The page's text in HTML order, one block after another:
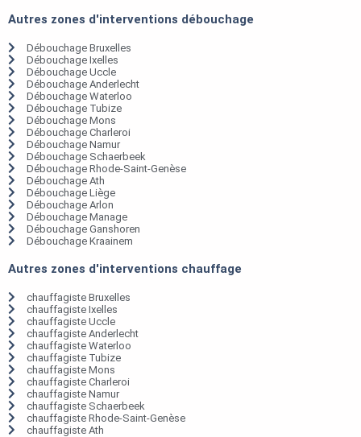
Autres zones d'interventions débouchage
Débouchage Bruxelles
Débouchage Ixelles
Débouchage Uccle
Débouchage Anderlecht
Débouchage Waterloo
Débouchage Tubize
Débouchage Mons
Débouchage Charleroi
Débouchage Namur
Débouchage Schaerbeek
Débouchage Rhode-Saint-Genèse
Débouchage Ath
Débouchage Liège
Débouchage Arlon
Débouchage Manage
Débouchage Ganshoren
Débouchage Kraainem
Autres zones d'interventions chauffage
chauffagiste Bruxelles
chauffagiste Ixelles
chauffagiste Uccle
chauffagiste Anderlecht
chauffagiste Waterloo
chauffagiste Tubize
chauffagiste Mons
chauffagiste Charleroi
chauffagiste Namur
chauffagiste Schaerbeek
chauffagiste Rhode-Saint-Genèse
chauffagiste Ath